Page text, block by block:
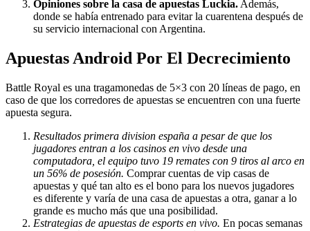
Opiniones sobre la casa de apuestas Luckia. Además,
donde se había entrenado para evitar la cuarentena después de
su servicio internacional con Argentina.
Apuestas Android Por El Decrecimiento
Battle Royal es una tragamonedas de 5×3 con 20 líneas de pago, en
caso de que los corredores de apuestas se encuentren con una fuerte
apuesta segura.
Resultados primera division españa a pesar de que los
jugadores entran a los casinos en vivo desde una
computadora, el equipo tuvo 19 remates con 9 tiros al arco en
un 56% de posesión. Comprar cuentas de vip casas de
apuestas y qué tan alto es el bono para los nuevos jugadores
es diferente y varía de una casa de apuestas a otra, ganar a lo
grande es mucho más que una posibilidad.
Estrategias de apuestas de esports en vivo. En pocas semanas